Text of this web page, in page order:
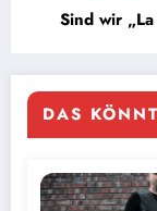
Sind wir
DAS